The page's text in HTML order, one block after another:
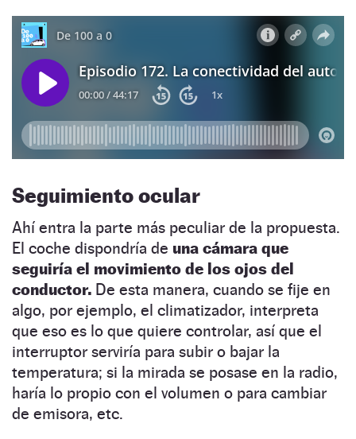
Seguimiento ocular
Ahí entra la parte más peculiar de la propuesta.
El coche dispondría de una cámara que
seguiría el movimiento de los ojos del
conductor. De esta manera, cuando se fije en
algo, por ejemplo, el climatizador, interpreta
que eso es lo que quiere controlar, así que el
interruptor serviría para subir o bajar la
temperatura; si la mirada se posase en la radio,
haría lo propio con el volumen o para cambiar
de emisora, etc.